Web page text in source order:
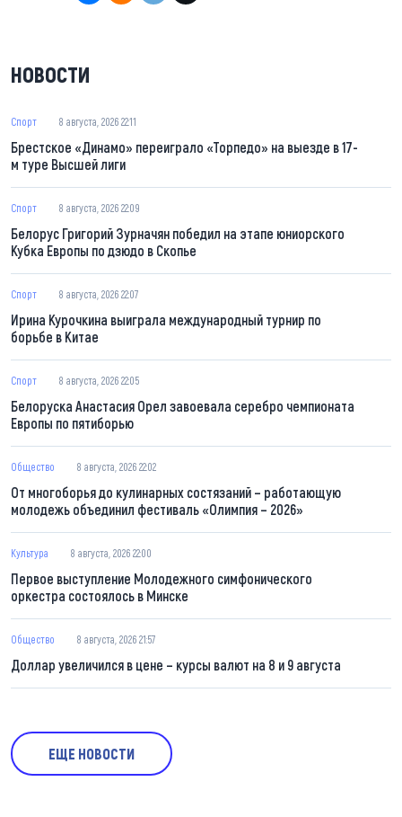
НОВОСТИ
Спорт 8 августа, 2026 22:11
Брестское «Динамо» переиграло «Торпедо» на выезде в 17-
м туре Высшей лиги
Спорт 8 августа, 2026 22:09
Белорус Григорий Зурначян победил на этапе юниорского
Кубка Европы по дзюдо в Скопье
Спорт 8 августа, 2026 22:07
Ирина Курочкина выиграла международный турнир по
борьбе в Китае
Спорт 8 августа, 2026 22:05
Белоруска Анастасия Орел завоевала серебро чемпионата
Европы по пятиборью
Общество 8 августа, 2026 22:02
От многоборья до кулинарных состязаний – работающую
молодежь объединил фестиваль «Олимпия – 2026»
Культура 8 августа, 2026 22:00
Первое выступление Молодежного симфонического
оркестра состоялось в Минске
Общество 8 августа, 2026 21:57
Доллар увеличился в цене – курсы валют на 8 и 9 августа
ЕЩЕ НОВОСТИ